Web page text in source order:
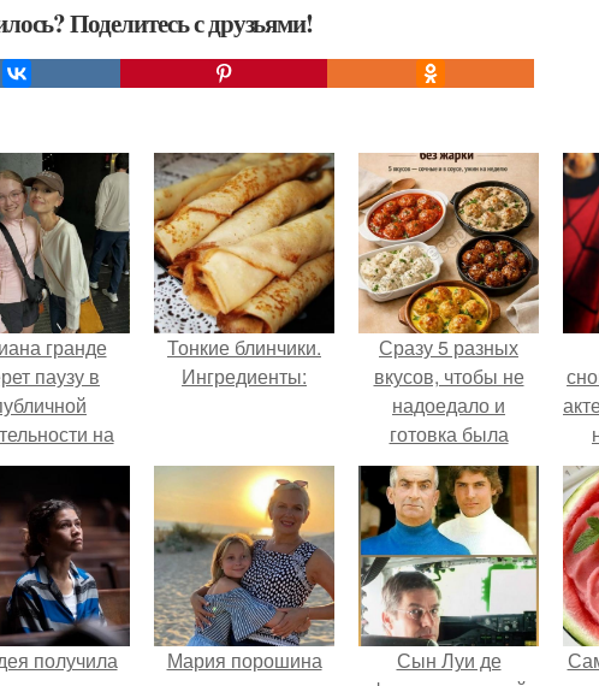
Поделитесь с друзьями!
гранде
паузу в
на
слухов о
здоровье.
Тонкие блинчики.
Ингредиенты:
Сразу 5 разных
вкусов, чтобы не
надоедало и
готовка была
проще.
получила
Мария порошина
Сын Луи де